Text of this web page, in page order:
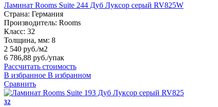
Ламинат Rooms Suite 244 Дуб Луксор серый RV825W
Страна: Германия
Производитель: Rooms
Класс: 32
Толщина, мм: 8
2 540 руб./м2
6 786,88 руб./упак
Рассчитать стоимость
В избранное В избранном
Сравнить
32